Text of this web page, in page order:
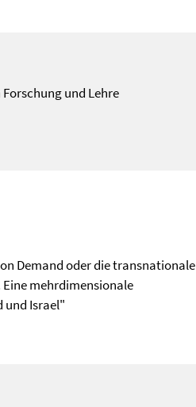
und Lehre
Demand oder die transnationale
mehrdimensionale
und Israel"